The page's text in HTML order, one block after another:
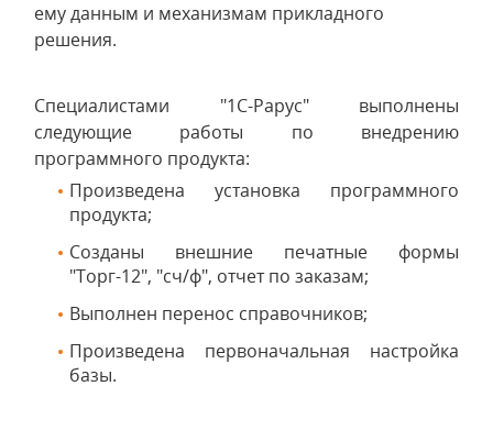
ему данным и механизмам прикладного
решения.
Специалистами "1С-Рарус" выполнены
следующие работы по внедрению
программного продукта:
Произведена установка программного
продукта;
Созданы внешние печатные формы
"Торг-12", "сч/ф", отчет по заказам;
Выполнен перенос справочников;
Произведена первоначальная настройка
базы.